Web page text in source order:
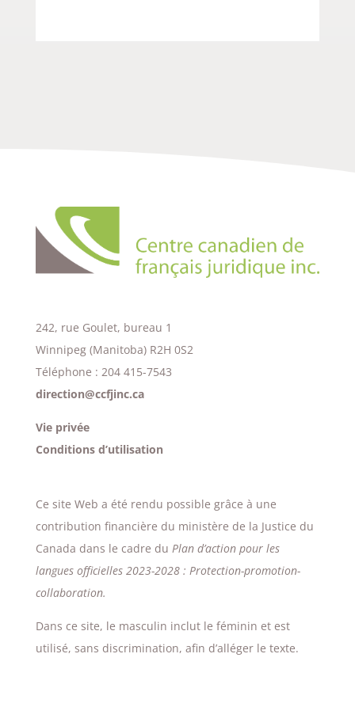
242, rue Goulet, bureau 1
Winnipeg (Manitoba) R2H 0S2
Téléphone : 204 415-7543
direction@ccfjinc.ca
Vie privée
Conditions d’utilisation
Ce site Web a été rendu possible grâce à une
contribution financière du ministère de la Justice du
Canada dans le cadre du Plan d’action pour les
langues officielles 2023-2028 : Protection-promotion-
collaboration.
Dans ce site, le masculin inclut le féminin et est
utilisé, sans discrimination, afin d’alléger le texte.